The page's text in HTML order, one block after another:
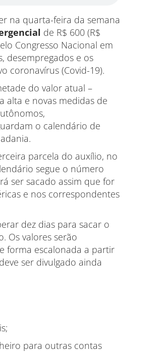
na quarta-feira da semana
de R$ 600 (R$
Congresso Nacional em
desempregados e os
coronavírus (Covid-19).
do valor atual –
alta e novas medidas de
o calendário de
parcela do auxílio, no
segue o número
ser sacado assim que for
e nos correspondentes
dez dias para sacar o
Os valores serão
forma escalonada a partir
ser divulgado ainda
para outras contas